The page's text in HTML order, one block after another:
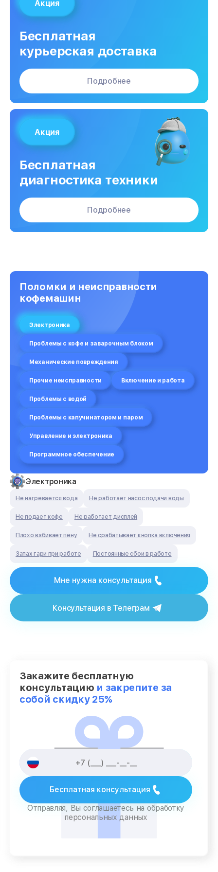
Акция
Бесплатная
курьерская доставка
Подробнее
Акция
Бесплатная
диагностика техники
Подробнее
Поломки и неисправности
кофемашин
Электроника
Проблемы с кофе и заварочным блоком
Механические повреждения
Прочие неисправности Включение и работа
Проблемы с водой
Проблемы с капучинатором и паром
Управление и электроника
Программное обеспечение
Электроника
Не нагревается вода Не работает насос подачи воды
Не подает кофе Не работает дисплей
Плохо взбивает пену Не срабатывает кнопка включения
Запах гари при работе Постоянные сбои в работе
Мне нужна консультация
Консультация в Телеграм
Закажите бесплатную
консультацию и закрепите за
собой скидку 25%
Бесплатная консультация
Отправляя, Вы соглашаетесь на обработку
персональных данных